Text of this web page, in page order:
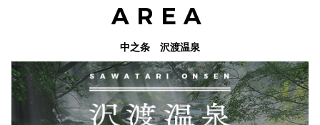
AREA
中之条 沢渡温泉